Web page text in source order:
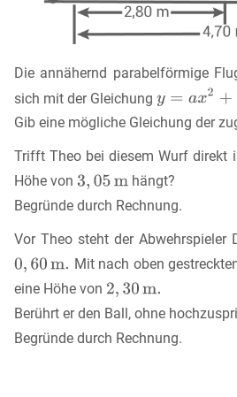
Die annähernd parabelförmige
sich mit der Gleichung
Gib eine mögliche Gleichung der
Trifft Theo bei diesem Wurf direkt
Höhe von
hängt?
Begründe durch Rechnung.
Vor Theo steht der Abwehrspieler
Mit nach oben
eine Höhe von
Berührt er den Ball, ohne
Begründe durch Rechnung.